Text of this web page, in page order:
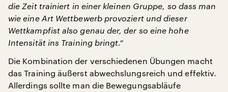
die Zeit trainiert in einer kleinen Gruppe, so dass man
wie eine Art Wettbewerb provoziert und dieser
Wettkampfist also genau der, der so eine hohe
Intensität ins Training bringt.“
Die Kombination der verschiedenen Übungen macht
das Training äußerst abwechslungsreich und effektiv.
Allerdings sollte man die Bewegungsabläufe